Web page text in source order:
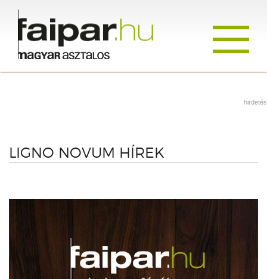
hirdetés
LIGNO NOVUM HÍREK